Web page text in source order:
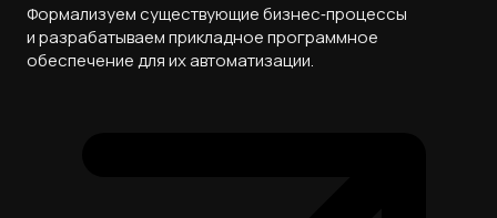
Формализуем существующие бизнес‑процессы
и разрабатываем прикладное программное
обеспечение для их автоматизации.